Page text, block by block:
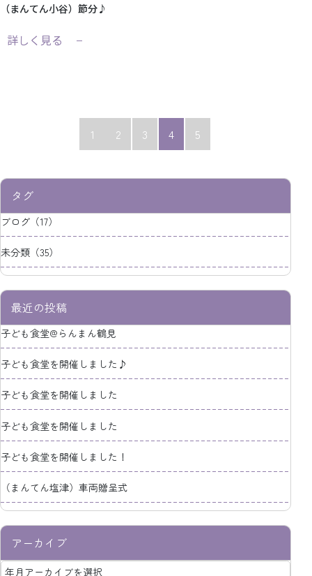
（まんてん小谷）節分♪
詳しく見る
1 2 3 4 5
タグ
ブログ（17）
未分類（35）
最近の投稿
子ども食堂@らんまん鶴見
子ども食堂を開催しました♪
子ども食堂を開催しました
子ども食堂を開催しました
子ども食堂を開催しました！
（まんてん塩津）車両贈呈式
アーカイブ